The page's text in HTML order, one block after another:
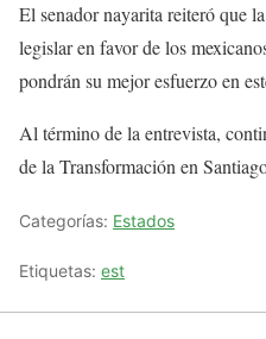
El senador nayarita reiteró que
legislar en favor de los
pondrán su mejor esfuerzo en
Al término de la entrevista,
de la Transformación en
Categorías: Estados
Etiquetas: est